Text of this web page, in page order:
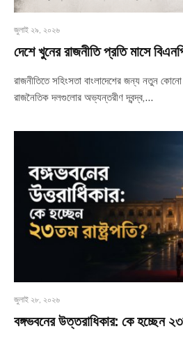
জুলাই ২৯, ২০২৬
দেশে খুনের রাজনীতি প্রতি মাসে
রাজনীতিতে সহিংসতা বাংলাদেশের জন্য নতুন
রাজনৈতিক দলগুলোর অভ্যন্তরীণ দ্বন্দ্ব,…
জুলাই ২৮, ২০২৬
বঙ্গভবনের উত্তরাধিকার: কে হচ্ছেন